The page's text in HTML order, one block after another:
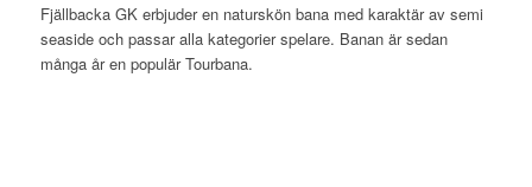
Fjällbacka GK erbjuder en naturskön bana med karaktär av semi
seaside och passar alla kategorier spelare. Banan är sedan
många år en populär Tourbana.